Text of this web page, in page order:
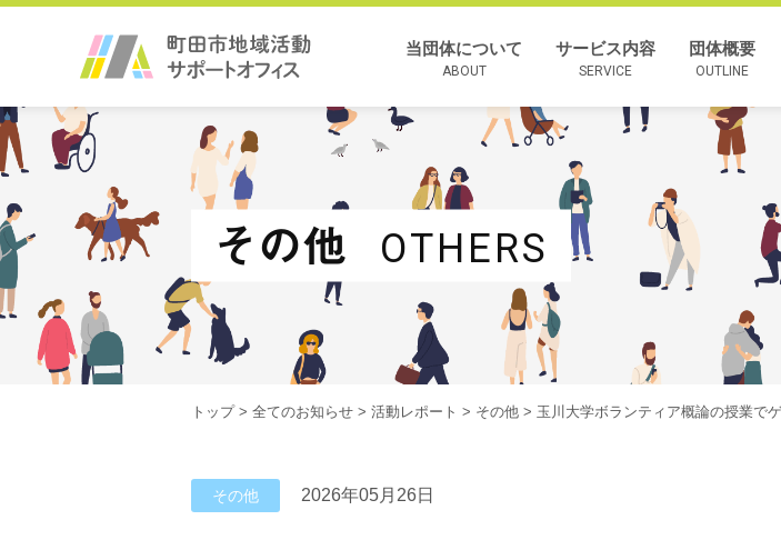
当団体について
ABOUT
サービス内容
SERVICE
団体概要
OUTLINE
その他 OTHERS
トップ> 全てのお知らせ > 活動レポート > その他 > 玉川大学ボランティア概論の授業で
その他 2026年05月26日